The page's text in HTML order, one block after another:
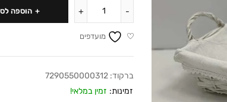
הוספה
מועדפים
ברקוד: 7290550000312
זמינות: זמין במלאי!